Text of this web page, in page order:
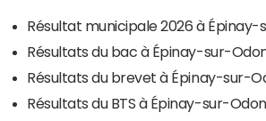
Résultat municipale 2026 à Épinay-
Résultats du bac à Épinay-sur-
Résultats du brevet à Épinay-sur-
Résultats du BTS à Épinay-sur-Odon